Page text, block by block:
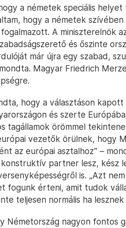
a németek speciális helyet
hogy a németek
A miniszterelnök
és őszinte
már újra egy szabad,
Magyar Friedrich
hogy a választáson kapott
és szerte
tagállamok örömmel
vezetők örülnek, hogy
az európai asztalhoz” –
partner lesz, kész
is. „Azt
fogunk érteni, amit tudok
teljesen normális ha
Németország nagyon fontos